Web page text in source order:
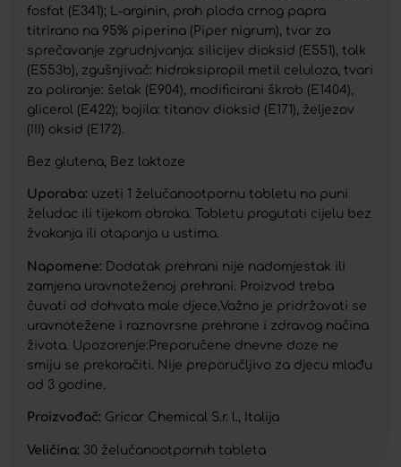
fosfat (E341); L-arginin, prah ploda crnog papra
titrirano na 95% piperina (Piper nigrum), tvar za
sprečavanje zgrudnjvanja: silicijev dioksid (E551), talk
(E553b), zgušnjivač: hidroksipropil metil celuloza, tvari
za poliranje: šelak (E904), modificirani škrob (E1404),
glicerol (E422); bojila: titanov dioksid (E171), željezov
(III) oksid (E172).
Bez glutena, Bez laktoze
Uporaba: uzeti 1 želučanootpornu tabletu na puni
želudac ili tijekom obroka. Tabletu progutati cijelu bez
žvakanja ili otapanja u ustima.
Napomene:
Dodatak prehrani nije nadomjestak ili
zamjena uravnoteženoj prehrani. Proizvod treba
čuvati od dohvata male djece.Važno je pridržavati se
uravnotežene i raznovrsne prehrane i zdravog načina
života. Upozorenje:Preporučene dnevne doze ne
smiju se prekoračiti. Nije preporučljivo za djecu mlađu
od 3 godine.
Proizvođač: Gricar Chemical S.r. l., Italija
Veličina: 30 želučanootpornih tableta